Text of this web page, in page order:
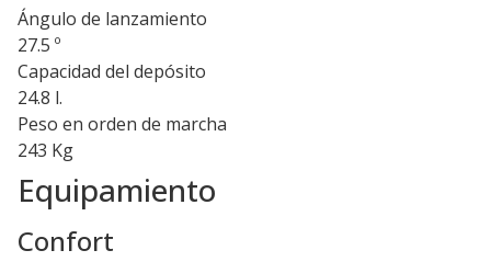
Ángulo de lanzamiento
27.5 º
Capacidad del depósito
24.8 l.
Peso en orden de marcha
243 Kg
Equipamiento
Confort